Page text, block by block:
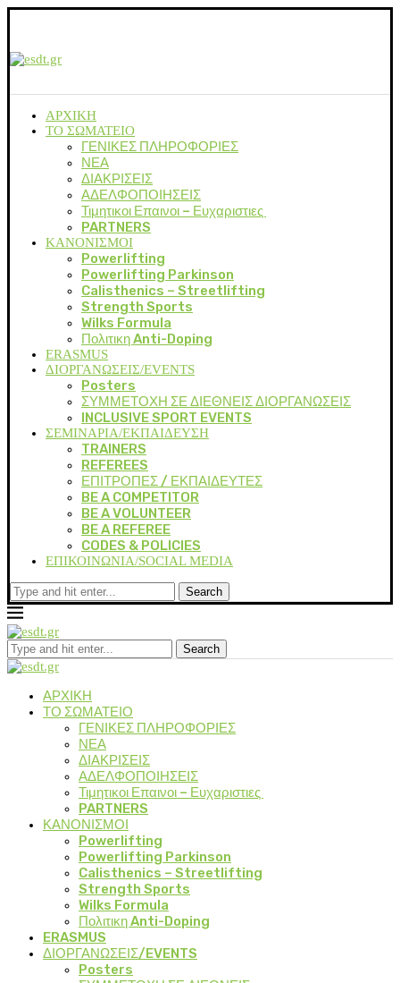
ΑΡΧΙΚΗ
ΤΟ ΣΩΜΑΤΕΙΟ
ΓΕΝΙΚΕΣ ΠΛΗΡΟΦΟΡΙΕΣ
ΝΕΑ
ΔΙΑΚΡΙΣΕΙΣ
ΑΔΕΛΦΟΠΟΙΗΣΕΙΣ
Τιμητικοι Επαινοι – Ευχαριστιες
PARTNERS
ΚΑΝΟΝΙΣΜΟΙ
Powerlifting
Powerlifting Parkinson
Calisthenics – Streetlifting
Strength Sports
Wilks Formula
Πολιτικη Anti-Doping
ERASMUS
ΔΙΟΡΓΑΝΩΣΕΙΣ/EVENTS
Posters
ΣΥΜΜΕΤΟΧΗ ΣΕ ΔΙΕΘΝΕΙΣ ΔΙΟΡΓΑΝΩΣΕΙΣ
INCLUSIVE SPORT EVENTS
ΣΕΜΙΝΑΡΙΑ/ΕΚΠΑΙΔΕΥΣΗ
TRAINERS
REFEREES
ΕΠΙΤΡΟΠΕΣ / ΕΚΠΑΙΔΕΥΤΕΣ
BE A COMPETITOR
BE A VOLUNTEER
BE A REFEREE
CODES & POLICIES
ΕΠΙΚΟΙΝΩΝΙΑ/SOCIAL MEDIA
Search
Search
ΑΡΧΙΚΗ
ΤΟ ΣΩΜΑΤΕΙΟ
ΓΕΝΙΚΕΣ ΠΛΗΡΟΦΟΡΙΕΣ
ΝΕΑ
ΔΙΑΚΡΙΣΕΙΣ
ΑΔΕΛΦΟΠΟΙΗΣΕΙΣ
Τιμητικοι Επαινοι – Ευχαριστιες
PARTNERS
ΚΑΝΟΝΙΣΜΟΙ
Powerlifting
Powerlifting Parkinson
Calisthenics – Streetlifting
Strength Sports
Wilks Formula
Πολιτικη Anti-Doping
ERASMUS
ΔΙΟΡΓΑΝΩΣΕΙΣ/EVENTS
Posters